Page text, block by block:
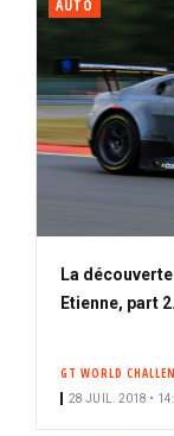
AUTO
La
Etienne, part
GT WORLD
28 JUIL. 2018 •